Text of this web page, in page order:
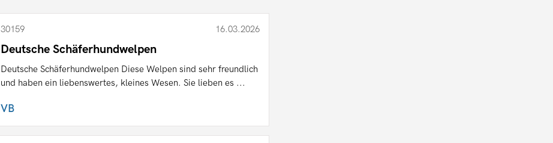
30159 16.03.2026
Deutsche Schäferhundwelpen
Deutsche Schäferhundwelpen Diese Welpen sind sehr freundlich
und haben ein liebenswertes, kleines Wesen. Sie lieben es ...
VB